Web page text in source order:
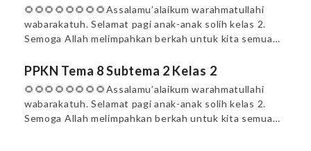
🌻🌻🌻🌻🌻🌻🌻🌻Assalamu’alaikum warahmatullahi
wabarakatuh. Selamat pagi anak-anak solih kelas 2.
Semoga Allah melimpahkan berkah untuk kita semua…
PPKN Tema 8 Subtema 2 Kelas 2
🌻🌻🌻🌻🌻🌻🌻🌻Assalamu’alaikum warahmatullahi
wabarakatuh. Selamat pagi anak-anak solih kelas 2.
Semoga Allah melimpahkan berkah untuk kita semua…